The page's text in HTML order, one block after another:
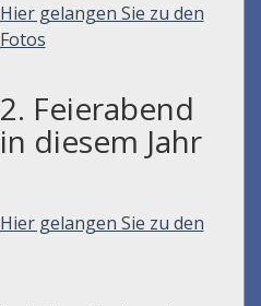
Hier gelangen Sie zu den
Fotos
2. Feierabend
in diesem Jahr
Hier gelangen Sie zu den